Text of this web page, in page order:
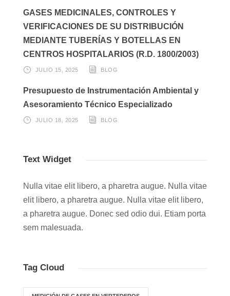
GASES MEDICINALES, CONTROLES Y
VERIFICACIONES DE SU DISTRIBUCIÓN
MEDIANTE TUBERÍAS Y BOTELLAS EN
CENTROS HOSPITALARIOS (R.D. 1800/2003)
JULIO 15, 2025 BLOG
Presupuesto de Instrumentación Ambiental y
Asesoramiento Técnico Especializado
JULIO 18, 2025 BLOG
Text Widget
Nulla vitae elit libero, a pharetra augue. Nulla vitae
elit libero, a pharetra augue. Nulla vitae elit libero,
a pharetra augue. Donec sed odio dui. Etiam porta
sem malesuada.
Tag Cloud